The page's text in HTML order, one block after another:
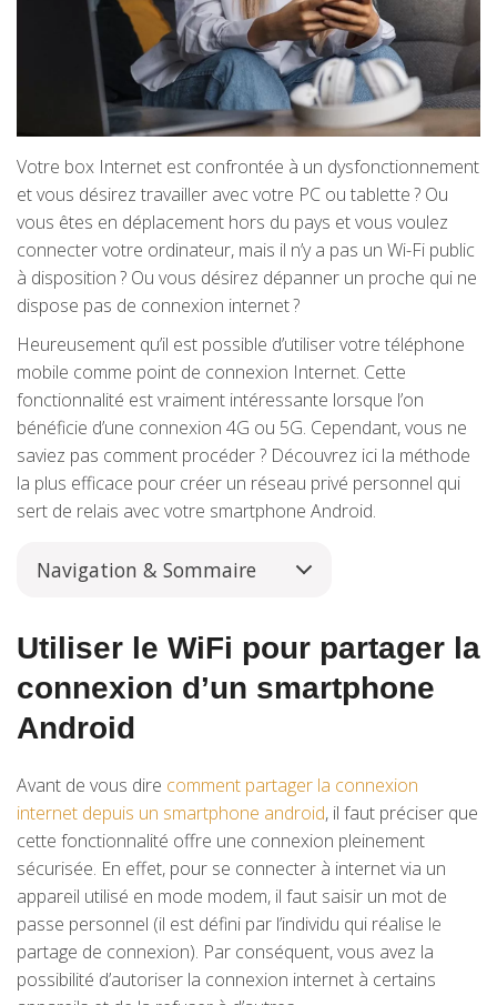
Votre box Internet est confrontée à un dysfonctionnement
et vous désirez travailler avec votre PC ou tablette ? Ou
vous êtes en déplacement hors du pays et vous voulez
connecter votre ordinateur, mais il n’y a pas un Wi-Fi public
à disposition ? Ou vous désirez dépanner un proche qui ne
dispose pas de connexion internet ?
Heureusement qu’il est possible d’utiliser votre téléphone
mobile comme point de connexion Internet. Cette
fonctionnalité est vraiment intéressante lorsque l’on
bénéficie d’une connexion 4G ou 5G. Cependant, vous ne
saviez pas comment procéder ? Découvrez ici la méthode
la plus efficace pour créer un réseau privé personnel qui
sert de relais avec votre smartphone Android.
Navigation & Sommaire
Utiliser le WiFi pour partager la
connexion d’un smartphone
Android
Avant de vous dire comment partager la connexion
internet depuis un smartphone android, il faut préciser que
cette fonctionnalité offre une connexion pleinement
sécurisée. En effet, pour se connecter à internet via un
appareil utilisé en mode modem, il faut saisir un mot de
passe personnel (il est défini par l’individu qui réalise le
partage de connexion). Par conséquent, vous avez la
possibilité d’autoriser la connexion internet à certains